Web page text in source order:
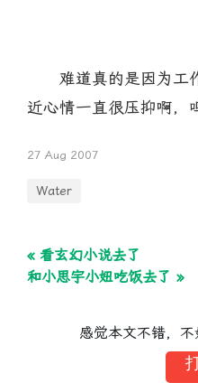
难道真的是因为工
近心情一直很压抑啊，
27 Aug 2007
Water
« 看玄幻小说去了
和小思宇小妞吃饭去了 »
感觉本文不错，不